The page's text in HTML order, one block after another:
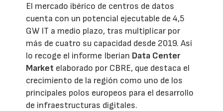
El mercado ibérico de centros de datos
cuenta con un potencial ejecutable de 4,5
GW IT a medio plazo, tras multiplicar por
más de cuatro su capacidad desde 2019. Así
lo recoge el informe Iberian Data Center
Market elaborado por CBRE, que destaca el
crecimiento de la región como uno de los
principales polos europeos para el desarrollo
de infraestructuras digitales.